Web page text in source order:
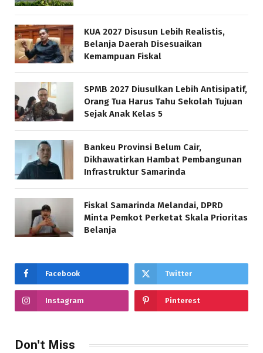
KUA 2027 Disusun Lebih Realistis,
Belanja Daerah Disesuaikan
Kemampuan Fiskal
SPMB 2027 Diusulkan Lebih Antisipatif,
Orang Tua Harus Tahu Sekolah Tujuan
Sejak Anak Kelas 5
Bankeu Provinsi Belum Cair,
Dikhawatirkan Hambat Pembangunan
Infrastruktur Samarinda
Fiskal Samarinda Melandai, DPRD
Minta Pemkot Perketat Skala Prioritas
Belanja
Facebook Twitter
Instagram Pinterest
Don't Miss